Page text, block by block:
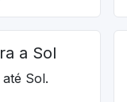
a Sol
Sol.